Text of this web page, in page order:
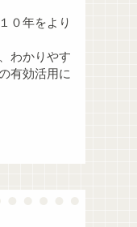
０年をより
わかりやす
有効活用に